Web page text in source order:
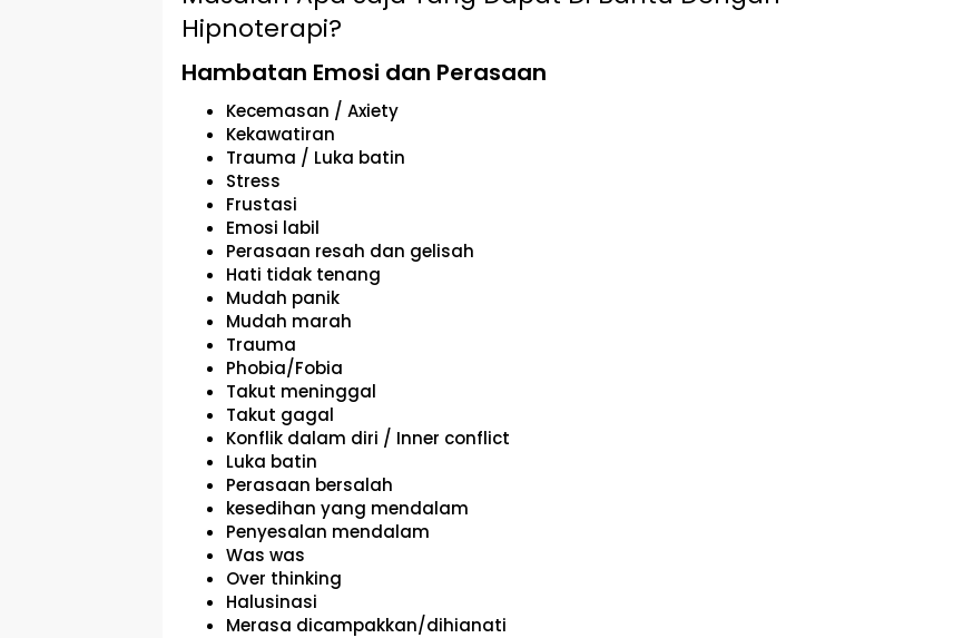
Hipnoterapi?
Hambatan Emosi dan Perasaan
Kecemasan / Axiety
Kekawatiran
Trauma / Luka batin
Stress
Frustasi
Emosi labil
Perasaan resah dan gelisah
Hati tidak tenang
Mudah panik
Mudah marah
Trauma
Phobia/Fobia
Takut meninggal
Takut gagal
Konflik dalam diri / Inner conflict
Luka batin
Perasaan bersalah
kesedihan yang mendalam
Penyesalan mendalam
Was was
Over thinking
Halusinasi
Merasa dicampakkan/dihianati